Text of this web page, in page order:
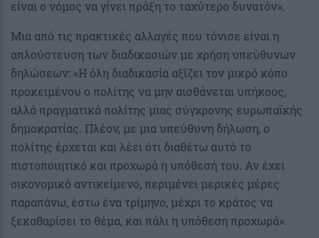
είναι ο νόμος να γίνει πράξη το ταχύτερο δυνατόν».
Μια από τις πρακτικές αλλαγές που τόνισε είναι η
απλούστευση των διαδικασιών με χρήση υπεύθυνων
δηλώσεων: «Η όλη διαδικασία αξίζει τον μικρό κόπο
προκειμένου ο πολίτης να μην αισθάνεται υπήκοος,
αλλά πραγματικά πολίτης μιας σύγχρονης ευρωπαϊκής
δημοκρατίας. Πλέον, με μια υπεύθυνη δήλωση, ο
πολίτης έρχεται και λέει ότι διαθέτω αυτό το
πιστοποιητικό και προχωρά η υπόθεσή του. Αν έχει
οικονομικό αντικείμενο, περιμένει μερικές μέρες
παραπάνω, έστω ένα τρίμηνο, μέχρι το κράτος να
ξεκαθαρίσει το θέμα, και πάλι η υπόθεση προχωρά».